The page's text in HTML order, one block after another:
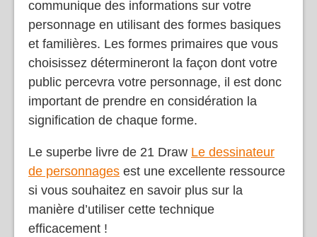
communique des informations sur votre
personnage en utilisant des formes basiques
et familières. Les formes primaires que vous
choisissez détermineront la façon dont votre
public percevra votre personnage, il est donc
important de prendre en considération la
signification de chaque forme.
Le superbe livre de 21 Draw Le dessinateur
de personnages est une excellente ressource
si vous souhaitez en savoir plus sur la
manière d’utiliser cette technique
efficacement !